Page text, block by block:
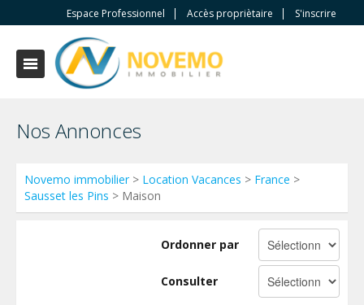
Espace Professionnel Accès propriètaire S'inscrire
Nos Annonces
Novemo immobilier> Location Vacances > France >
Sausset les Pins > Maison
Ordonner par
Consulter